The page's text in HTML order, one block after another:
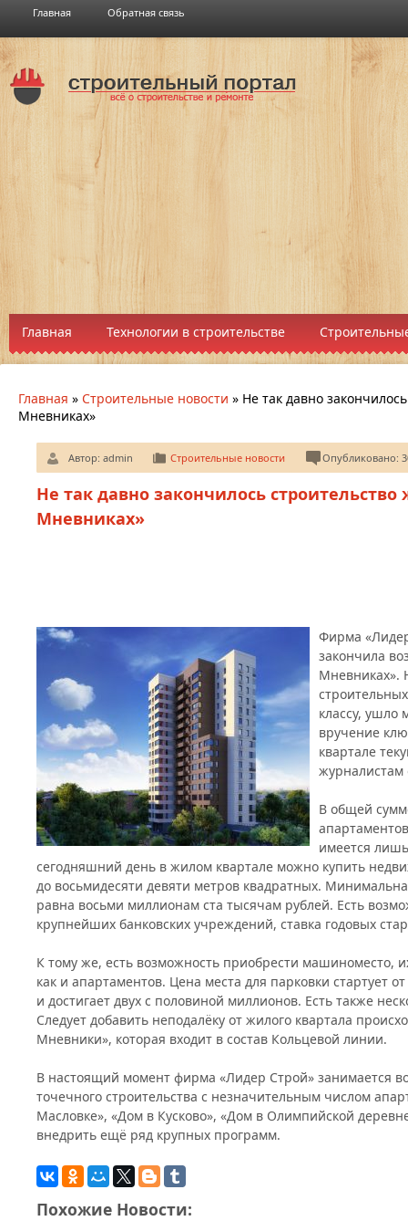
Главная Обратная связь
Главная Технологии в строительстве
Главная » Строительные новости » Не так давно
Мневниках»
Автор: admin Строительные новости Опубликовано:
Не так давно закончилось
Мневниках»
Фирма
закончила
Мневниках».
классу, ушло
вручение
квартале
журналистам
В общей
имеется
сегодняшний день в жилом квартале можно купить
до восьмидесяти девяти метров квадратных.
равна восьми миллионам ста тысячам рублей. Есть
крупнейших банковских учреждений, ставка годовых
К тому же, есть возможность приобрести машиноместо,
как и апартаментов. Цена места для парковки стартует
и достигает двух с половиной миллионов. Есть также
Следует добавить неподалёку от жилого квартала
Мневники», которая входит в состав Кольцевой линии.
В настоящий момент фирма «Лидер Строй» занимается
точечного строительства с незначительным числом
Масловке», «Дом в Кусково», «Дом в Олимпийской
внедрить ещё ряд крупных программ.
Похожие Новости: